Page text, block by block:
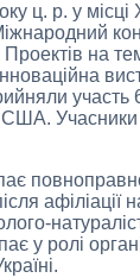
ц. р. у місці
на
участь
США.
афіліації
у ролі